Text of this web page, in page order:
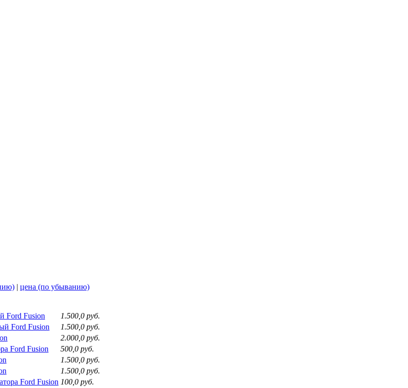
| цена (по убыванию)
Ford Fusion
1.500,0 руб.
Ford Fusion
1.500,0 руб.
2.000,0 руб.
Ford Fusion
500,0 руб.
1.500,0 руб.
1.500,0 руб.
Ford Fusion 100,0 руб.